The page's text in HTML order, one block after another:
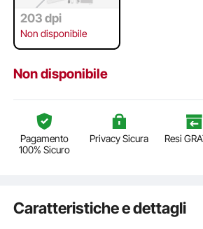
203 dpi
Non disponibile
Non disponibile
Pagamento
100% Sicuro
Privacy Sicura Resi
Caratteristiche e dettagli